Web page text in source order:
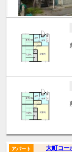
大町コー
アパート